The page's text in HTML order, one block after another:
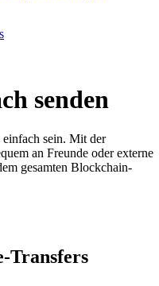
senden
einfach sein. Mit der
an Freunde oder externe
gesamten Blockchain-
Transfers